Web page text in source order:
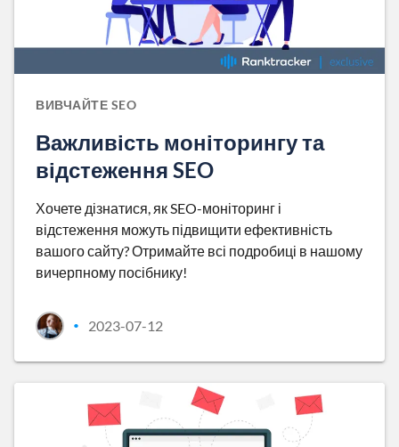
ВИВЧАЙТЕ SEO
Важливість моніторингу та
відстеження SEO
Хочете дізнатися, як SEO-моніторинг і
відстеження можуть підвищити ефективність
вашого сайту? Отримайте всі подробиці в нашому
вичерпному посібнику!
• 2023-07-12